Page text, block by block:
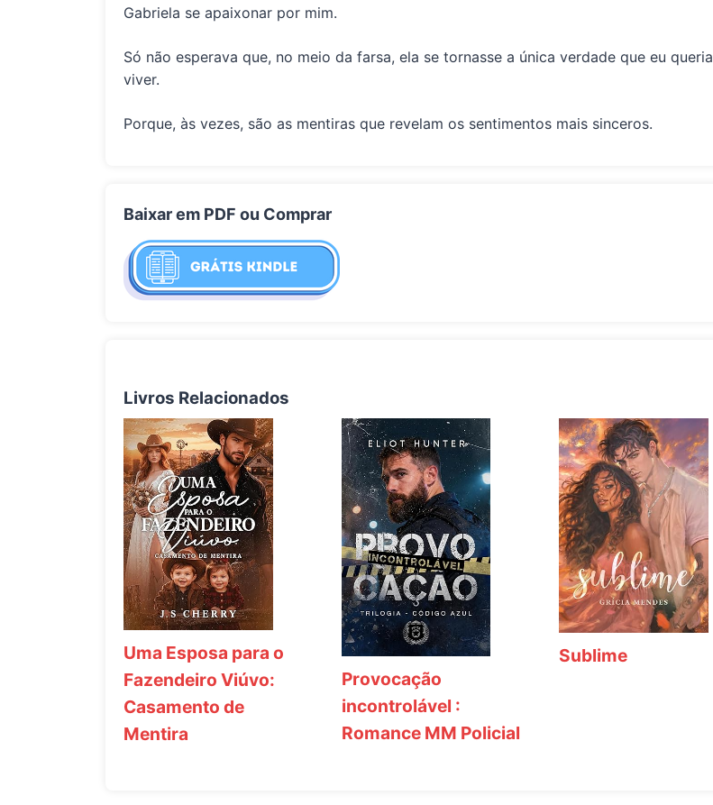
Gabriela se apaixonar por mim.
Só não esperava que, no meio da farsa, ela se tornasse a única verdade que eu queria
viver.
Porque, às vezes, são as mentiras que revelam os sentimentos mais sinceros.
Baixar em PDF ou Comprar
Livros Relacionados
Uma Esposa para o
Fazendeiro Viúvo:
Casamento de
Mentira
Provocação
incontrolável :
Romance MM Policial
Sublime